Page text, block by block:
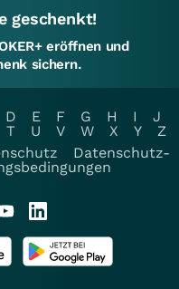
geschenkt!
eröffnen und
sichern.
D E F G H I
J
T U V W X Y
Z
Datenschutz-